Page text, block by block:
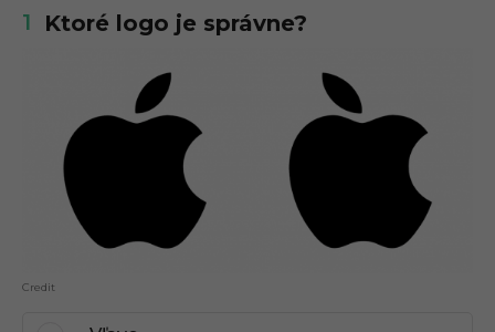
1 Ktoré logo je správne?
Credit